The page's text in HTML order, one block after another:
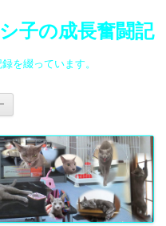
子の成長奮闘記
を綴っています。
ツ
へ
ス
キ
ッ
プ